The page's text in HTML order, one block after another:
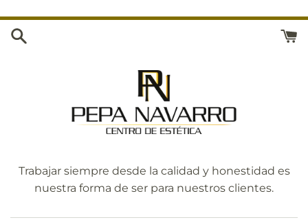
directamente
Trabajar siempre desde la calidad y honestidad es
nuestra forma de ser para nuestros clientes.